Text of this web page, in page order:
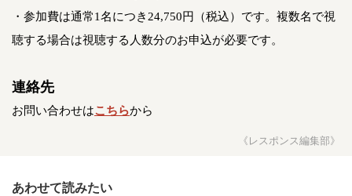
・参加費は通常1名につき24,750円（税込）です。複数名で視
聴する場合は視聴する人数分のお申込が必要です。
連絡先
お問い合わせはこちらから
《レスポンス編集部》
あわせて読みたい